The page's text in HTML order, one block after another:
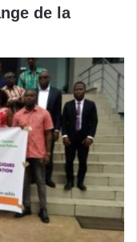
de la